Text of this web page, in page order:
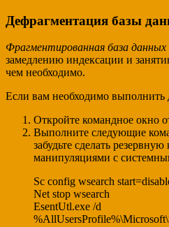
Дефрагментация базы
Фрагментированная база данных
замедлению индексации и
чем необходимо.
Если вам необходимо выполнить
Откройте командное окно
Выполните следующие
забудьте сделать
манипуляциями с
Sc config wsearch
Net stop wsearch
EsentUtl.exe /d